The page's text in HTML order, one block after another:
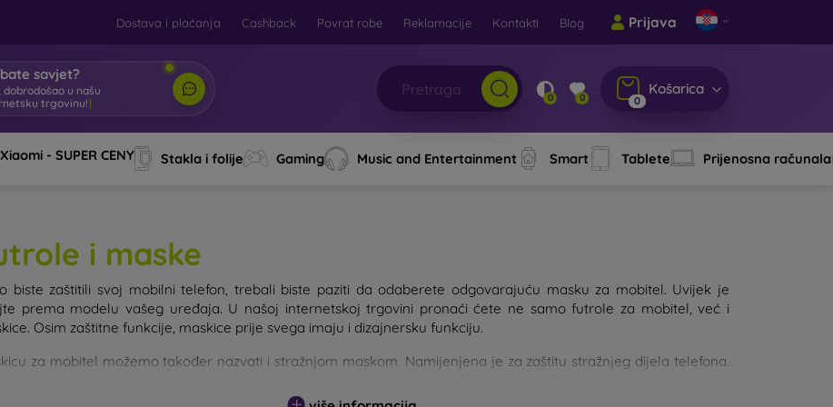
Dostava i plaćanja Cashback Povrat robe Reklamacije Kontakti Blog Prijava
savjet?
dobrodošao u našu
trgovinu!| 0 0 0
Košarica
Xiaomi - SUPER CENY Stakla i folije Gaming Music and Entertainment Smart Tablete Prijenosna računala
i maske
biste zaštitili svoj mobilni telefon, trebali biste paziti da odaberete odgovarajuću masku za mobitel. Uvijek je
prema modelu vašeg uređaja. U našoj internetskoj trgovini pronaći ćete ne samo futrole za mobitel, već i
Osim zaštitne funkcije, maskice prije svega imaju i dizajnersku funkciju.
za mobitel možemo također nazvati i stražnjom maskom. Namijenjena je za zaštitu stražnjeg dijela telefona.